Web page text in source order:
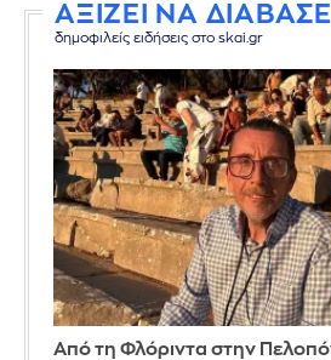
ΑΞΙΖΕΙ ΝΑ
δημοφιλείς ειδήσεις στο skai.gr
Από τη Φλόριντα στην